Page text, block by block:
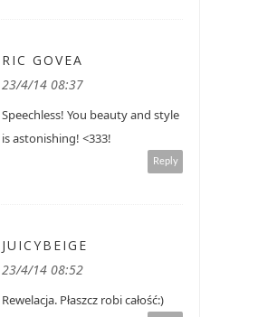
RIC GOVEA
23/4/14 08:37
Speechless! You beauty and style
is astonishing! <333!
Reply
JUICYBEIGE
23/4/14 08:52
Rewelacja. Płaszcz robi całość:)